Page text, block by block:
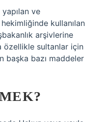
kullanılan
arşivlerine
özellikle sultanlar için
başka bazı maddeler